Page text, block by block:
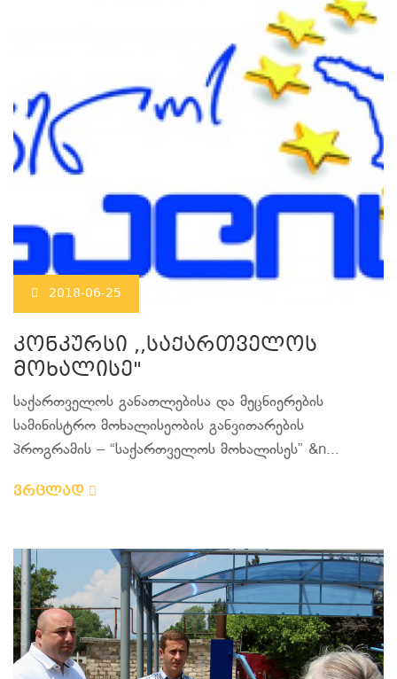
2018-06-25
კონკურსი ,,საქართველოს
მოხალისე"
საქართველოს განათლებისა და მეცნიერების
სამინისტრო მოხალისეობის განვითარების
პროგრამის – “საქართველოს მოხალისეს” &n...
ვრცლად